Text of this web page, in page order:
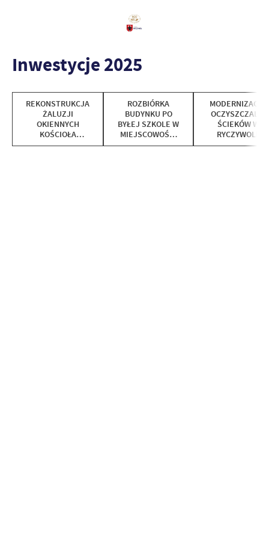
Inwestycje 2025
REKONSTRUKCJA
ŻALUZJI
OKIENNYCH
KOŚCIOŁA
EWANGELICKIEGO
ROZBIÓRKA
BUDYNKU PO
BYŁEJ SZKOLE W
MIEJSCOWOŚCI
LIPA, DZ. NR 445
MODERNIZACJA
OCZYSZCZALNI
ŚCIEKÓW W
RYCZYWOLE